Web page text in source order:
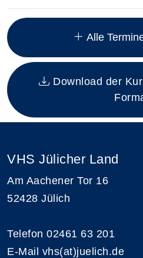
Insgesamt gibt es 15
Alle
Download der
VHS Jülicher Land
Am Aachener Tor 16
52428 Jülich
Telefon 02461 63 201
E-Mail vhs(at)juelich.de